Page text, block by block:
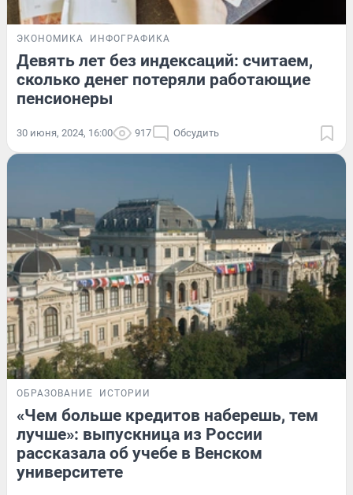
ЭКОНОМИКА ИНФОГРАФИКА
Девять лет без индексаций: считаем,
сколько денег потеряли работающие
пенсионеры
30 июня, 2024, 16:00 917 Обсудить
ОБРАЗОВАНИЕ ИСТОРИИ
«Чем больше кредитов наберешь, тем
лучше»: выпускница из России
рассказала об учебе в Венском
университете